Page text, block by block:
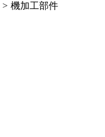
> 機加工部件